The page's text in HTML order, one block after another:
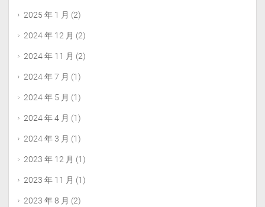
2025 年 1 月 (2)
2024 年 12 月 (2)
2024 年 11 月 (2)
2024 年 7 月 (1)
2024 年 5 月 (1)
2024 年 4 月 (1)
2024 年 3 月 (1)
2023 年 12 月 (1)
2023 年 11 月 (1)
2023 年 8 月 (2)